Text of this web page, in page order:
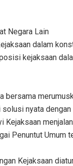
Negara Lain
dalam
kejaksaan
bersama
nyata dengan
Kejaksaan
Penuntut Umum
Kejaksaan